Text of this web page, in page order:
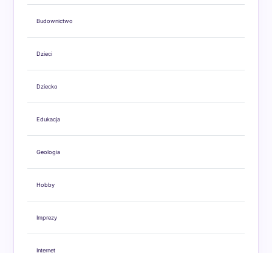
Budownictwo
Dzieci
Dziecko
Edukacja
Geologia
Hobby
Imprezy
Internet